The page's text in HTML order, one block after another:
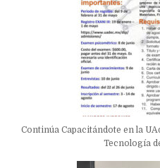
Continúa Capacitándote en la
Tecnología